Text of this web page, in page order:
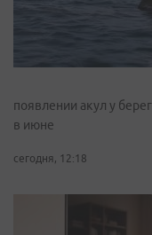
появлении акул у
в июне
сегодня, 12:18